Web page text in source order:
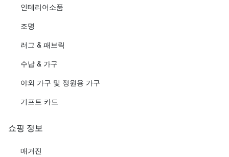
인테리어소품
조명
러그 & 패브릭
수납 & 가구
야외 가구 및 정원용 가구
기프트 카드
쇼핑 정보
매거진